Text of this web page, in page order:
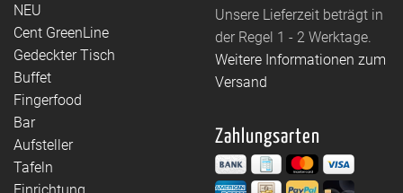
NEU
Cent GreenLine
Gedeckter Tisch
Buffet
Fingerfood
Bar
Aufsteller
Tafeln
Unsere Lieferzeit beträgt in
der Regel 1 - 2 Werktage.
Weitere Informationen zum
Versand
Zahlungsarten